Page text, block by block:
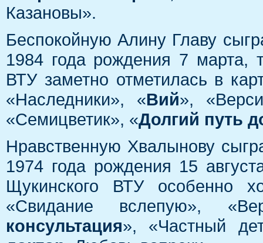
Казановы».
Беспокойную Алину Главу
1984 года рождения 7 марта,
ВТУ заметно отметилась в
«Наследники», «Вий»,
«Семицветик», «Долгий путь
Нравственную Хвалынову
1974 года рождения 15
Щукинского ВТУ особенно
«Свидание вслепую»,
консультация», «Частный